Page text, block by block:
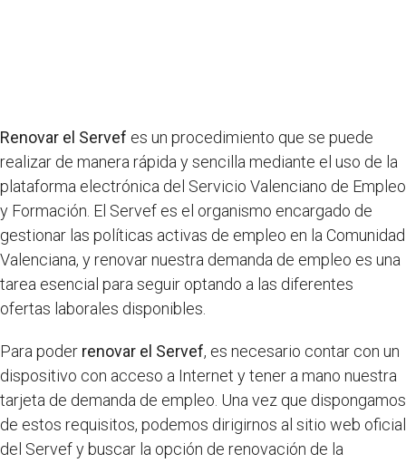
Renovar el Servef es un procedimiento que se puede
realizar de manera rápida y sencilla mediante el uso de la
plataforma electrónica del Servicio Valenciano de Empleo
y Formación. El Servef es el organismo encargado de
gestionar las políticas activas de empleo en la Comunidad
Valenciana, y renovar nuestra demanda de empleo es una
tarea esencial para seguir optando a las diferentes
ofertas laborales disponibles.
Para poder renovar el Servef, es necesario contar con un
dispositivo con acceso a Internet y tener a mano nuestra
tarjeta de demanda de empleo. Una vez que dispongamos
de estos requisitos, podemos dirigirnos al sitio web oficial
del Servef y buscar la opción de renovación de la